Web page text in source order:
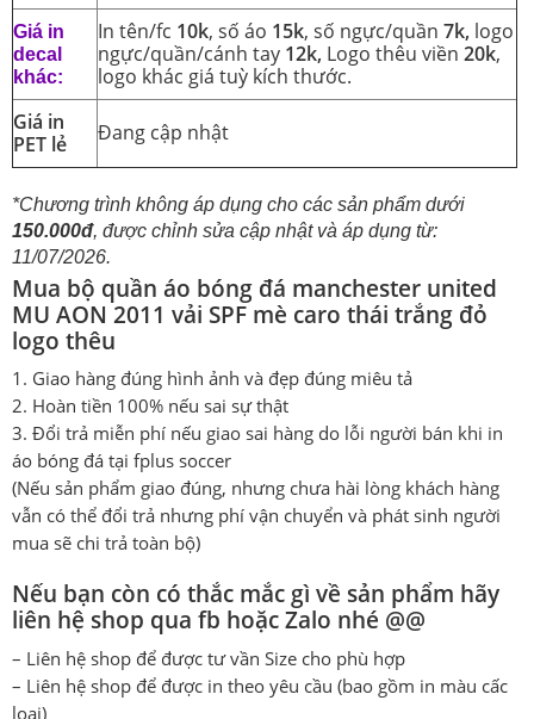
Giá in
decal
khác:
In tên/fc 10k, số áo 15k, số ngực/quần 7k, logo
ngực/quần/cánh tay 12k, Logo thêu viền 20k,
logo khác giá tuỳ kích thước.
Giá in
PET lẻ
Đang cập nhật
*Chương trình không áp dụng cho các sản phẩm dưới
150.000đ, được chỉnh sửa cập nhật và áp dụng từ:
11/07/2026.
Mua bộ quần áo bóng đá manchester united
MU AON 2011 vải SPF mè caro thái trắng đỏ
logo thêu
1. Giao hàng đúng hình ảnh và đẹp đúng miêu tả
2. Hoàn tiền 100% nếu sai sự thật
3. Đổi trả miễn phí nếu giao sai hàng do lỗi người bán khi in
áo bóng đá tại fplus soccer
(Nếu sản phẩm giao đúng, nhưng chưa hài lòng khách hàng
vẫn có thể đổi trả nhưng phí vận chuyển và phát sinh người
mua sẽ chi trả toàn bộ)
Nếu bạn còn có thắc mắc gì về sản phẩm hãy
liên hệ shop qua fb hoặc Zalo nhé @@
– Liên hệ shop để được tư vần Size cho phù hợp
– Liên hệ shop để được in theo yêu cầu (bao gồm in màu cấc
loại)